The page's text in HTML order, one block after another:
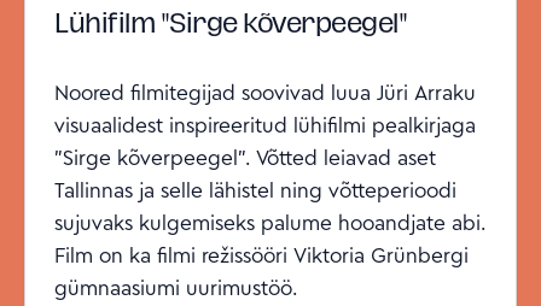
Lühifilm "Sirge kõverpeegel"
Noored filmitegijad soovivad luua Jüri Arraku
visuaalidest inspireeritud lühifilmi pealkirjaga
"Sirge kõverpeegel". Võtted leiavad aset
Tallinnas ja selle lähistel ning võtteperioodi
sujuvaks kulgemiseks palume hooandjate abi.
Film on ka filmi režissööri Viktoria Grünbergi
gümnaasiumi uurimustöö.